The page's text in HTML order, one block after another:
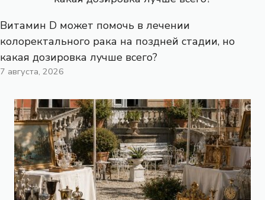
Витамин D может помочь в лечении
колоректального рака на поздней стадии, но
какая дозировка лучше всего?
7 августа, 2026